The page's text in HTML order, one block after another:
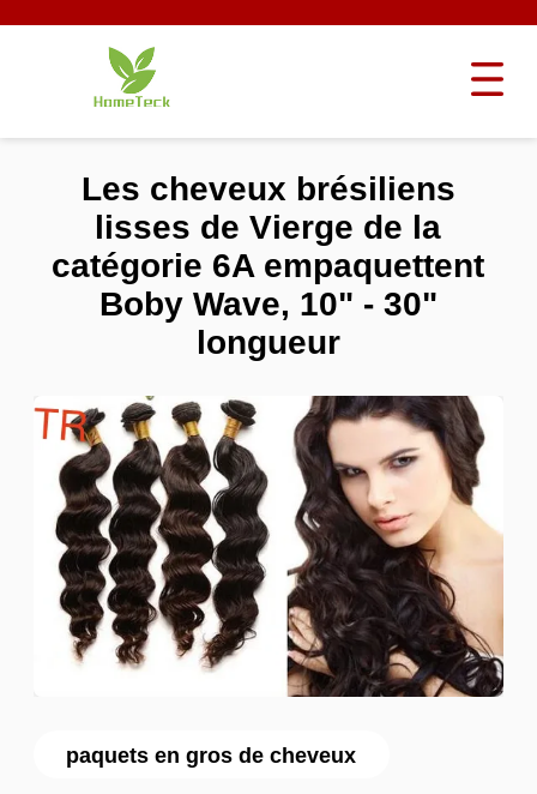
paquets en gros de cheveux
Les cheveux brésiliens
lisses de Vierge de la
catégorie 6A empaquettent
Boby Wave, 10" - 30"
longueur